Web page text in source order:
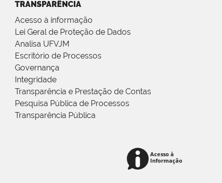
TRANSPARÊNCIA
Acesso à informação
Lei Geral de Proteção de Dados
Analisa UFVJM
Escritório de Processos
Governança
Integridade
Transparência e Prestação de Contas
Pesquisa Pública de Processos
Transparência Pública